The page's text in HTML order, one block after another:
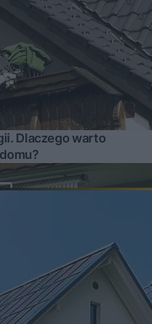
Dlaczego warto